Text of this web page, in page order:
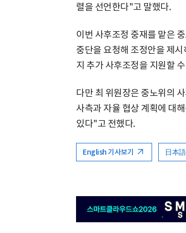
렬을 선언한다"고 말했다.
이번 사후조정 중재를 맡은
중단을 요청해 조정안을 제
지 추가 사후조정을 지원할
다만 최 위원장은 중노위의
사측과 자율 협상 계획에 대
있다"고 전했다.
English 기사보기 日本語